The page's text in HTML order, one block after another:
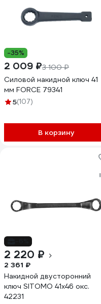
-35%
2 009 ₽3 100 ₽
Силовой накидной ключ 41
мм FORCE 79341
5(107)
В корзину
2 220 ₽
2 361 ₽
Накидной двусторонний
ключ SITOMO 41х46 окс.
42231